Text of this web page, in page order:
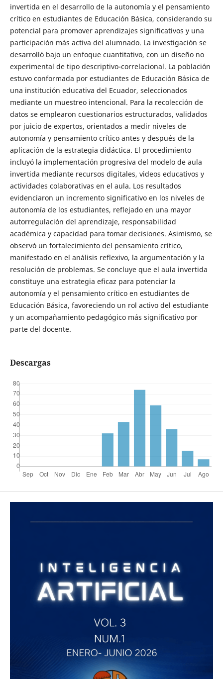
invertida en el desarrollo de la autonomía y el pensamiento
crítico en estudiantes de Educación Básica, considerando su
potencial para promover aprendizajes significativos y una
participación más activa del alumnado. La investigación se
desarrolló bajo un enfoque cuantitativo, con un diseño no
experimental de tipo descriptivo-correlacional. La población
estuvo conformada por estudiantes de Educación Básica de
una institución educativa del Ecuador, seleccionados
mediante un muestreo intencional. Para la recolección de
datos se emplearon cuestionarios estructurados, validados
por juicio de expertos, orientados a medir niveles de
autonomía y pensamiento crítico antes y después de la
aplicación de la estrategia didáctica. El procedimiento
incluyó la implementación progresiva del modelo de aula
invertida mediante recursos digitales, videos educativos y
actividades colaborativas en el aula. Los resultados
evidenciaron un incremento significativo en los niveles de
autonomía de los estudiantes, reflejado en una mayor
autorregulación del aprendizaje, responsabilidad
académica y capacidad para tomar decisiones. Asimismo, se
observó un fortalecimiento del pensamiento crítico,
manifestado en el análisis reflexivo, la argumentación y la
resolución de problemas. Se concluye que el aula invertida
constituye una estrategia eficaz para potenciar la
autonomía y el pensamiento crítico en estudiantes de
Educación Básica, favoreciendo un rol activo del estudiante
y un acompañamiento pedagógico más significativo por
parte del docente.
Descargas